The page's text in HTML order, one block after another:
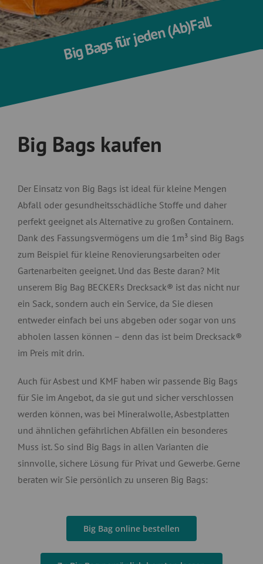
Big Bags für jeden (Ab)Fall
Big Bags kaufen
Der Einsatz von Big Bags ist ideal für kleine Mengen
Abfall oder gesundheitsschädliche Stoffe und daher
perfekt geeignet als Alternative zu großen Containern.
Dank des Fassungsvermögens um die 1m³ sind Big Bags
zum Beispiel für kleine Renovierungsarbeiten oder
Gartenarbeiten geeignet. Und das Beste daran? Mit
unserem Big Bag BECKERs Drecksack® ist das nicht nur
ein Sack, sondern auch ein Service, da Sie diesen
entweder einfach bei uns abgeben oder sogar von uns
abholen lassen können – denn das ist beim Drecksack®
im Preis mit drin.
Auch für Asbest und KMF haben wir passende Big Bags
für Sie im Angebot, da sie gut und sicher verschlossen
werden können, was bei Mineralwolle, Asbestplatten
und ähnlichen gefährlichen Abfällen ein besonderes
Muss ist. So sind Big Bags in allen Varianten die
sinnvolle, sichere Lösung für Privat und Gewerbe. Gerne
beraten wir Sie persönlich zu unseren Big Bags:
Big Bag online bestellen